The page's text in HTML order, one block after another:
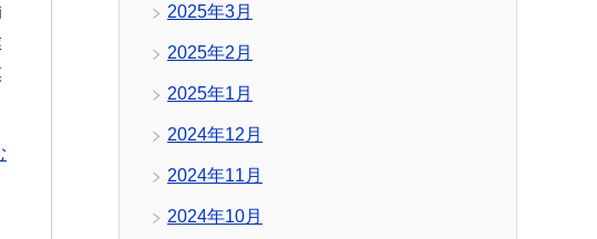
2025年3月
2025年2月
2025年1月
2024年12月
2024年11月
2024年10月